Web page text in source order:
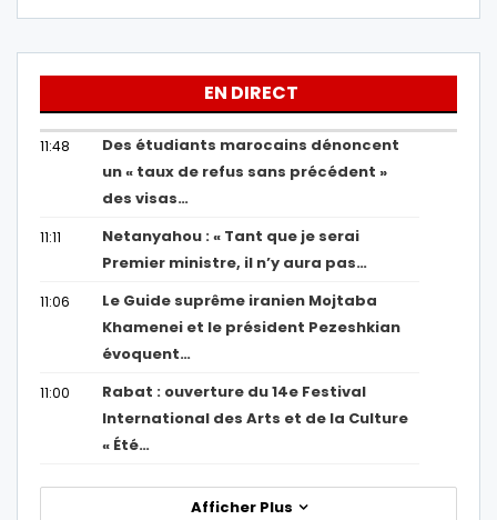
EN DIRECT
11:48
Des étudiants marocains dénoncent
un « taux de refus sans précédent »
des visas…
11:11
Netanyahou : « Tant que je serai
Premier ministre, il n’y aura pas…
11:06
Le Guide suprême iranien Mojtaba
Khamenei et le président Pezeshkian
évoquent…
11:00
Rabat : ouverture du 14e Festival
International des Arts et de la Culture
« Été…
Afficher Plus